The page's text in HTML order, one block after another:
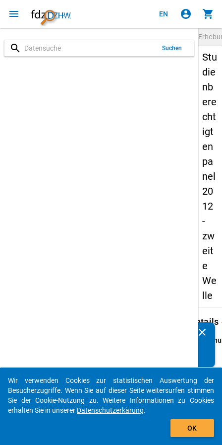
menu EN account_circle shopping_cart
search Suchen
Stu
die
nb
ere
cht
igt
en
pa
nel
20
12
-
zw
eit
e
We
lle
Details
info
2011/
clear
auto_stories
add_shopping_cart
Wir verwenden Cookies zur statistischen Auswertung der
Besucherzugriffe. Wenn Sie auf dieser Seite weitersurfen stimmen
Sie der Cookie-Nutzung zu. Weitere Informationen zu Cookies
erhalten Sie in unserer Datenschutzerkärung.
OK